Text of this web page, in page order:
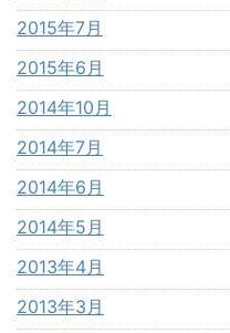
2015年7月
2015年6月
2014年10月
2014年7月
2014年6月
2014年5月
2013年4月
2013年3月